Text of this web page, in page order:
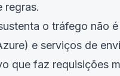
regras.
o tráfego não
e serviços de
que faz requisições